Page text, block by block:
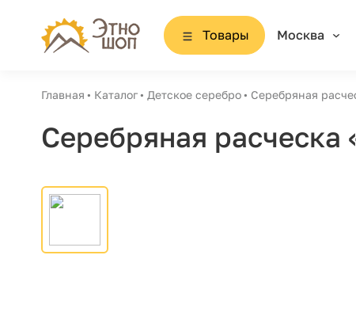
Товары Москва
Главная Каталог Детское серебро Серебряная
Серебряная